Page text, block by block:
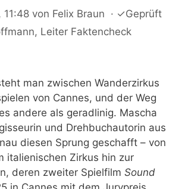
11:48 von Felix Braun · ✓Geprüft
, Leiter Faktencheck
man zwischen Wanderzirkus
von Cannes, und der Weg
andere als geradlinig. Mascha
und Drehbuchautorin aus
diesen Sprung geschafft – von
italienischen Zirkus hin zur
deren zweiter Spielfilm Sound